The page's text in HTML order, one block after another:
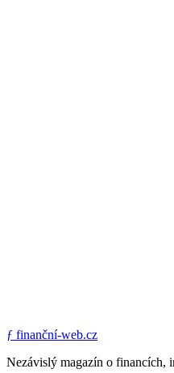
ƒ finanční-web.cz
Nezávislý magazín o financích,